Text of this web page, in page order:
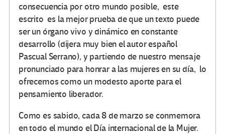
consecuencia por otro mundo posible, este
escrito es la mejor prueba de que un texto puede
ser un órgano vivo y dinámico en constante
desarrollo (dijera muy bien el autor español
Pascual Serrano), y partiendo de nuestro mensaje
pronunciado para honrar a las mujeres en su día, lo
ofrecemos como un modesto aporte para el
pensamiento liberador.
Como es sabido, cada 8 de marzo se conmemora
en todo el mundo el Día internacional de la Mujer.